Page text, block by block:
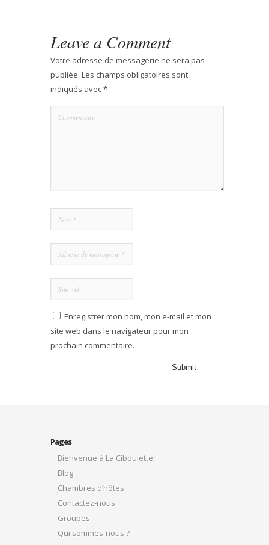
Leave a Comment
Votre adresse de messagerie ne sera pas
publiée. Les champs obligatoires sont
indiqués avec*
Enregistrer mon nom, mon e-mail et mon
site web dans le navigateur pour mon
prochain commentaire.
Pages
Bienvenue à La Ciboulette !
Blog
Chambres d’hôtes
Contactez-nous
Groupes
Qui sommes-nous ?